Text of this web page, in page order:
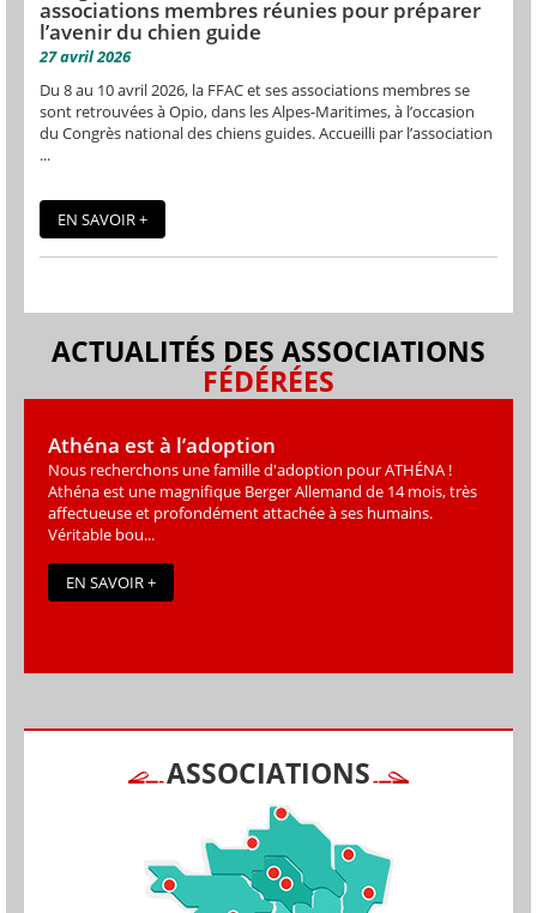
associations membres réunies pour préparer
l’avenir du chien guide
27 avril 2026
Du 8 au 10 avril 2026, la FFAC et ses associations membres se
sont retrouvées à Opio, dans les Alpes-Maritimes, à l’occasion
du Congrès national des chiens guides. Accueilli par l’association
...
EN SAVOIR +
ACTUALITÉS DES ASSOCIATIONS
FÉDÉRÉES
Athéna est à l’adoption
Nous recherchons une famille d'adoption pour ATHÉNA !
Athéna est une magniﬁque Berger Allemand de 14 mois, très
affectueuse et profondément attachée à ses humains.
Véritable bou...
EN SAVOIR +
ASSOCIATIONS